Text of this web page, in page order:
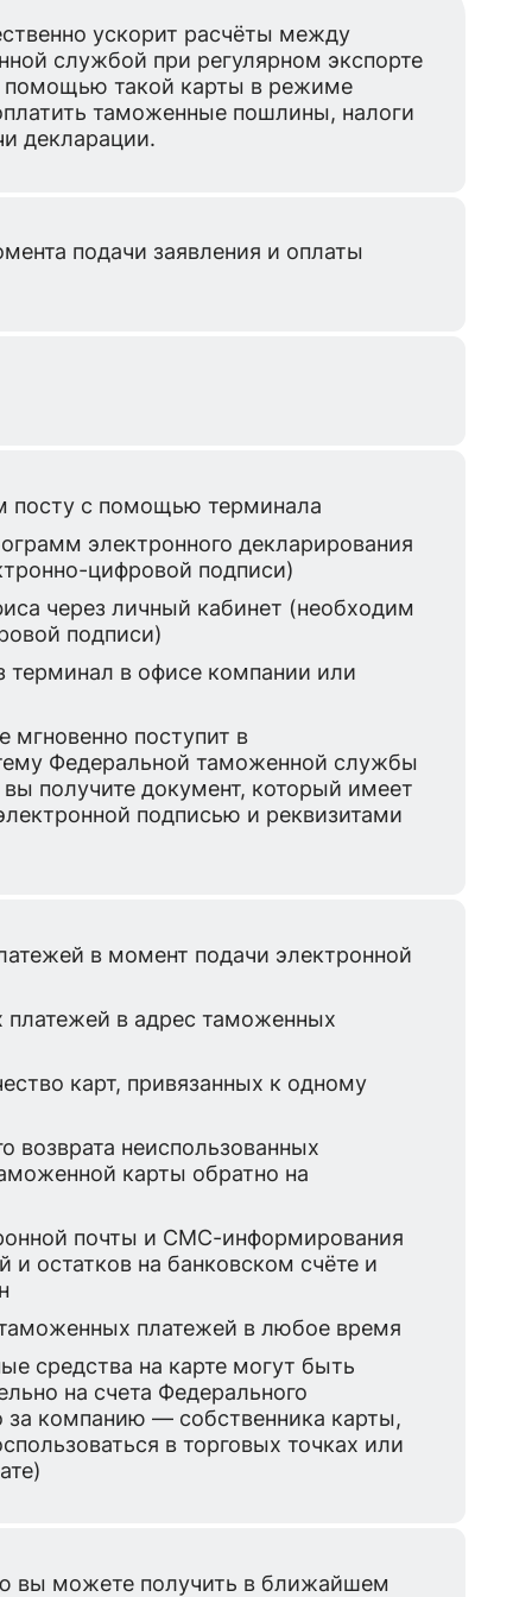
ускорит расчёты между
службой при регулярном экспорте
помощью такой карты в режиме
таможенные пошлины, налоги
декларации.
подачи заявления и оплаты
посту с помощью терминала
электронного декларирования
цифровой подписи)
через личный кабинет (необходим
подписи)
терминал в офисе компании или
поступит в
Федеральной таможенной службы
получите документ, который имеет
подписью и реквизитами
в момент подачи электронной
платежей в адрес таможенных
карт, привязанных к одному
возврата неиспользованных
карты обратно на
почты и СМС-информирования
и остатков на банковском счёте и
платежей в любое время
средства на карте могут быть
на счета Федерального
за компанию — собственника карты,
в торговых точках или
вы можете получить в ближайшем